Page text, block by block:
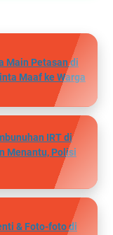
Main Petasan di
Maaf ke Warga
IRT di
Menantu, Polisi
& Foto-foto di